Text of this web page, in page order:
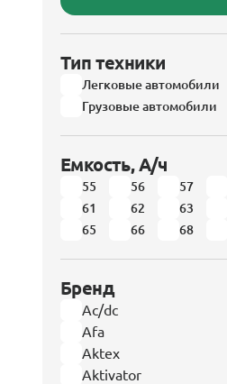
Тип техники
Легковые автомобили
Грузовые автомобили
Емкость, А/ч
55 56 57
61
62 63
65
66 68
Бренд
Ac/dc
Afa
Aktex
Aktivator